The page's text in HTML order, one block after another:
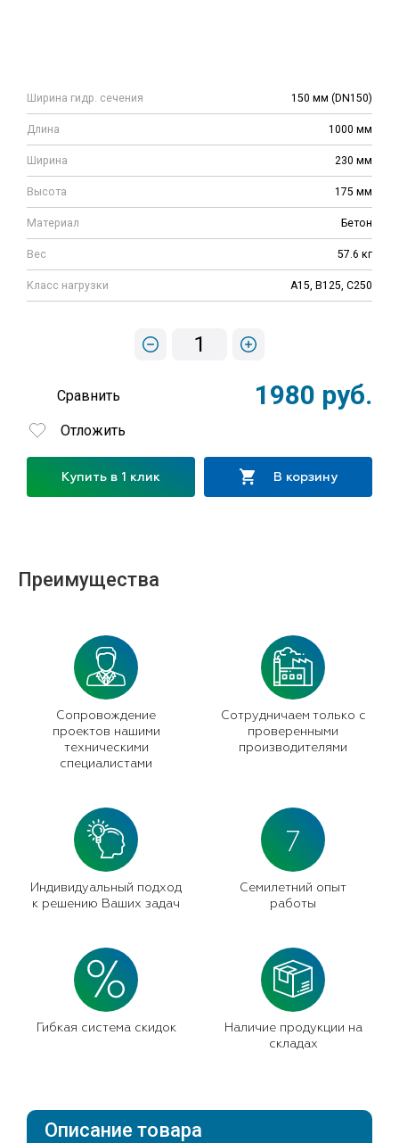
Ширина гидр. сечения 150 мм (DN150)
Длина 1000 мм
Ширина 230 мм
Высота 175 мм
Материал Бетон
Вес 57.6 кг
Класс нагрузки A15, B125, C250
Сравнить
1
1980 руб.
Отложить
Купить в 1 клик В корзину
Преимущества
Сопровождение
проектов нашими
техническими
специалистами
Сотрудничаем только с
проверенными
производителями
Индивидуальный подход
к решению Ваших задач
7
Семилетний опыт
работы
Гибкая система скидок
Наличие продукции на
складах
Описание товара